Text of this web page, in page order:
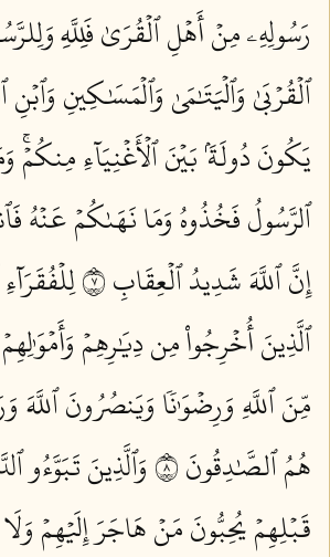
رَسُولِهِۦ مِنۡ أَهۡلِ ٱلۡقُرَىٰ فَلِلَّهِ
ٱلۡقُرۡبَىٰ وَٱلۡيَتَٰمَىٰ وَٱلۡمَسَٰكِينِ وَٱبۡنِ
يَكُونَ دُولَةَۢ بَيۡنَ ٱلۡأَغۡنِيَآءِ مِنكُمۡۚ
ٱلرَّسُولُ فَخُذُوهُ وَمَا نَهَىٰكُمۡ عَنۡهُ
إِنَّ ٱللَّهَ شَدِيدُ ٱلۡعِقَابِ ٧
ٱلَّذِينَ أُخۡرِجُواْ مِن دِيَٰرِهِمۡ
مِّنَ ٱللَّهِ وَرِضۡوَٰنٗا وَيَنصُرُونَ ٱللَّهَ
هُمُ ٱلصَّٰدِقُونَ ٨
وَٱلَّذِينَ تَبَوَّءُو
قَبۡلِهِمۡ يُحِبُّونَ مَنۡ هَاجَرَ إِلَيۡهِمۡ